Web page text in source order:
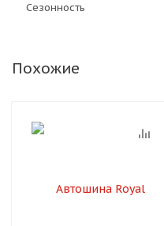
Сезонность
Похожие